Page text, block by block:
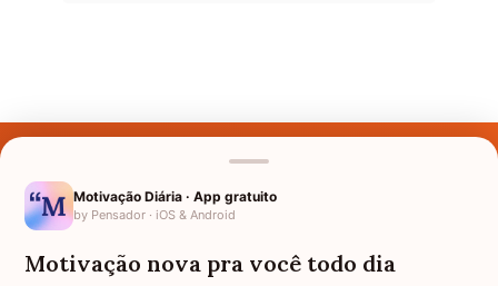
Nomes pelo Mundo
Motivação Diária · App gratuito
by Pensador · iOS & Android
Motivação nova pra você todo dia